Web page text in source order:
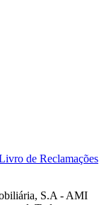
de Reclamações
S.A - AMI